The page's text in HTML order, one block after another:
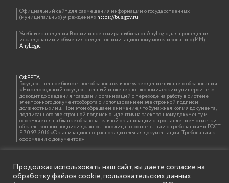
Официальный сайт для размещения информации о государственных
(муниципальных) учрежденияхhttps://bus.gov.ru
Учебные заведения России и всего мира выбирают AnyLogic для проведения
исследований и обучения студентов имитационному моделированию (ИМ).
AnyLogic
ОФЕРТА
Государственное бюджетное образовательное учреждение высшего образования
«Нижегородский государственный инженерно-экономический университет»
доводит до сведения граждан и организаций о переходе на работу в системе
электронного документооборота с использованием электронной подписи
должностных лиц. При этом обращаем внимание, что бумажная копия документа,
подписанного электронной подписью, идентична электронному документу и
оформляется на бланке образовательной организации с проставлением отметки
об электронной подписи должностного лица в соответствии с требованиями ГОСТ
Р 7.0.97-2016 «Организационно-распорядительная документация. Требования к
оформлению документов»
ИНФОРМАЦИЯ ДЛЯ ПРАВООБЛАДАТЕЛЕЙ
Все права на аудио и видео материалы, представленные на нашем сайте
Продолжая использовать наш сайт, вы даете согласие на
обработку файлов cookie, пользовательских данных